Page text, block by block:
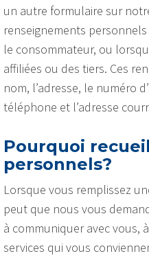
un autre formulaire sur
renseignements
le consommateur, ou
affiliées ou des tiers. Ces
nom, l’adresse, le numéro
téléphone et l’adresse
Pourquoi
personnels?
Lorsque vous remplissez
peut que nous vous
à communiquer avec vous,
services qui vous